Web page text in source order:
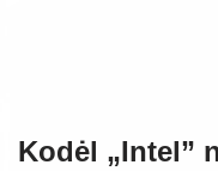
Kodėl „Intel”